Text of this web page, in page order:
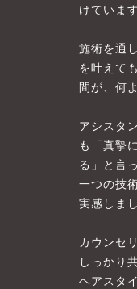
けています
施術を通
を叶えて
間が、何
アシスタ
も「真摯
る」と言
一つの技
実感しま
カウンセ
しっかり
ヘアスタ